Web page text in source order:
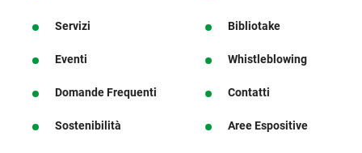
Servizi Bibliotake
Eventi Whistleblowing
Domande Frequenti Contatti
Sostenibilità Aree Espositive